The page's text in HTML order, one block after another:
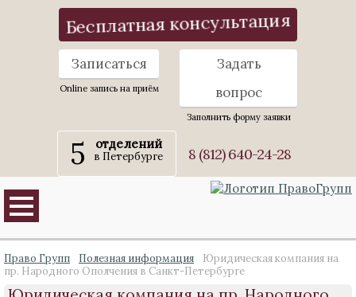
Бесплатная консультация
Записаться
Online запись на приём
Задать
вопрос
Заполнить форму заявки
5 отделений
в Петербурге 8 (812) 640-24-28
Право Групп Полезная информация
Юридическая компания на
пр. Народного Ополчения в Санкт-Петербурге